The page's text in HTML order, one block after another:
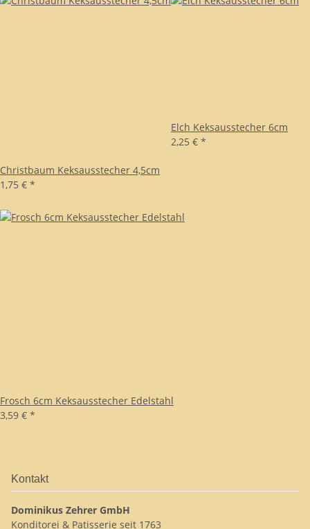
Christbaum Keksausstecher 4,5cm
1,75 € *
Elch Keksausstecher 6cm
2,25 € *
Frosch 6cm Keksausstecher Edelstahl
3,59 € *
Kontakt
Dominikus Zehrer GmbH
Konditorei & Patisserie seit 1763